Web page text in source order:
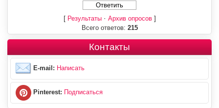
[ Результаты· Архив опросов]
Всего ответов: 215
Контакты
E-mail: Написать
Pinterest: Подписаться